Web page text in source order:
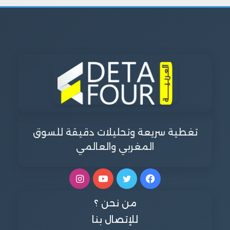
تغطية سريعة وتحليلات دقيقة للسوق
المغربي والعالمي
فيسبوكتويتر يوتيوبانستقرام
من نحن ؟
للإتصال بنا